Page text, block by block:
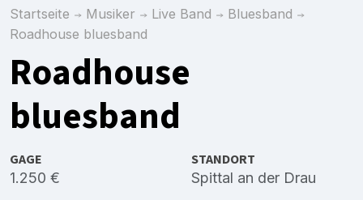
Startseite Musiker Live Band
Bluesband
Roadhouse bluesband
Roadhouse
bluesband
GAGE
1.250 €
STANDORT
Spittal an der Drau